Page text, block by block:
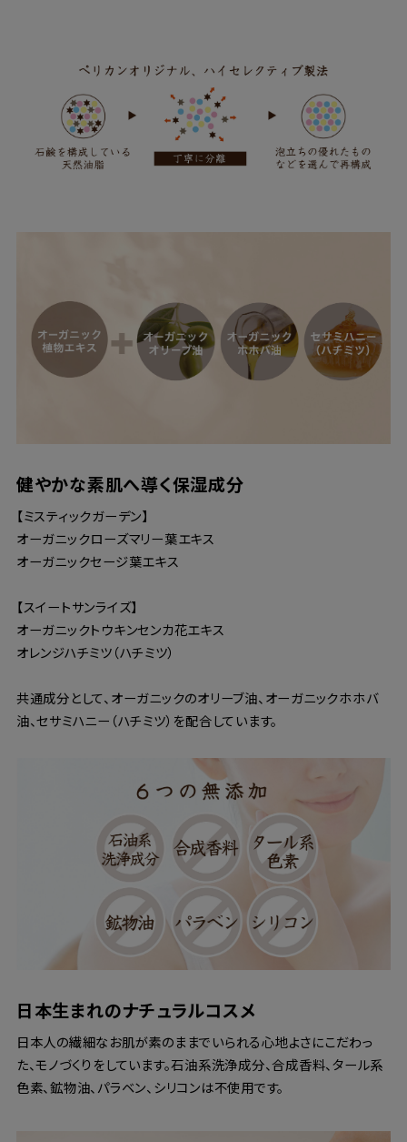
健やかな素肌へ導く保湿成分
【ミスティックガーデン】
オーガニックローズマリー葉エキス
オーガニックセージ葉エキス
【スイートサンライズ】
オーガニックトウキンセンカ花エキス
オレンジハチミツ（ハチミツ）
共通成分として、オーガニックのオリーブ油、オーガニックホホバ
油、セサミハニー（ハチミツ）を配合しています。
日本生まれのナチュラルコスメ
日本人の繊細なお肌が素のままでいられる心地よさにこだわっ
た、モノづくりをしています。石油系洗浄成分、合成香料、タール系
色素、鉱物油、パラベン、シリコンは不使用です。